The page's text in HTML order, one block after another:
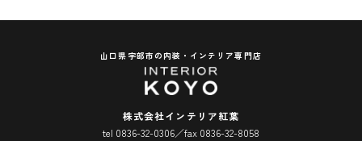
山口県宇部市の内装・インテリア専門店
株式会社インテリア紅葉
tel 0836-32-0306／fax 0836-32-8058